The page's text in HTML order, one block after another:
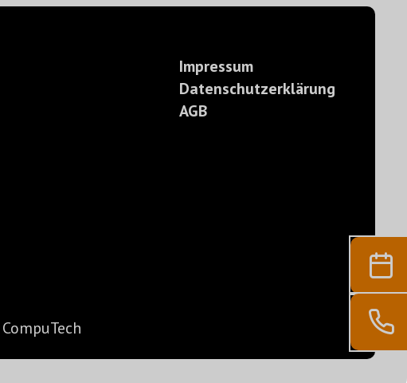
Impressum
Datenschutzerklärung
AGB
CompuTech